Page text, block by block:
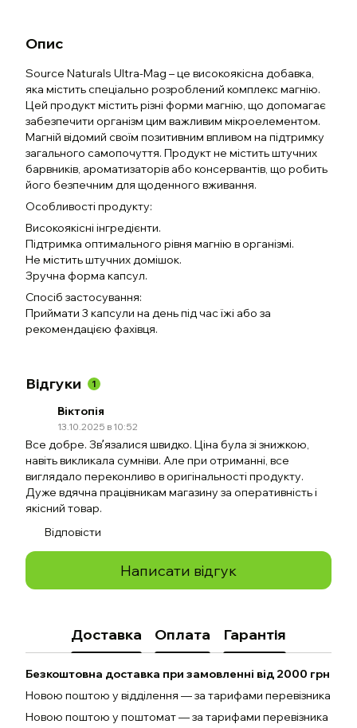
Опис
Source Naturals Ultra-Mag – це високоякісна добавка,
яка містить спеціально розроблений комплекс магнію.
Цей продукт містить різні форми магнію, що допомагає
забезпечити організм цим важливим мікроелементом.
Магній відомий своїм позитивним впливом на підтримку
загального самопочуття. Продукт не містить штучних
барвників, ароматизаторів або консервантів, що робить
його безпечним для щоденного вживання.
Особливості продукту:
Високоякісні інгредієнти.
Підтримка оптимального рівня магнію в організмі.
Не містить штучних домішок.
Зручна форма капсул.
Спосіб застосування:
Приймати 3 капсули на день під час їжі або за
рекомендацією фахівця.
Відгуки 1
Віктопія
13.10.2025 в 10:52
Все добре. Звʼязалися швидко. Ціна була зі знижкою,
навіть викликала сумніви. Але при отриманні, все
виглядало переконливо в оригінальності продукту.
Дуже вдячна працівникам магазину за оперативність і
якісний товар.
Відповісти
Написати відгук
Доставка Оплата Гарантія
Безкоштовна доставка при замовленні від 2000 грн
Новою поштою у відділення — за тарифами перевізника
Новою поштою у поштомат — за тарифами перевізника